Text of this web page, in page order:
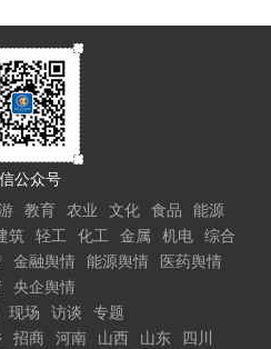
公众号
教育 农业 文化 食品
能源
筑 轻工 化工 金属 机电
综合
金融舆情 能源舆情
医药舆情
央企舆情
现场 访谈
专题
招商 河南 山西 山东
四川